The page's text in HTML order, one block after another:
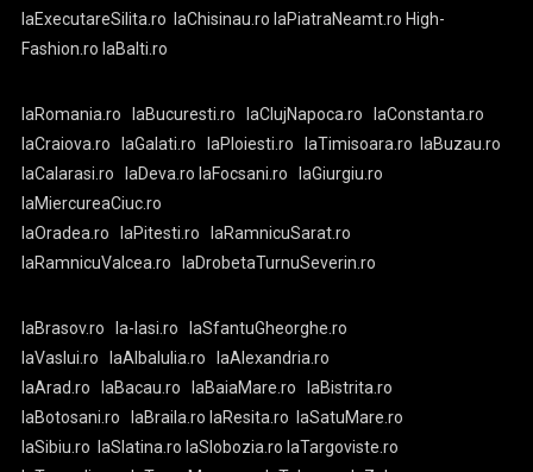
laExecutareSilita.ro
laChisinau.ro laPiatraNeamt.ro High-
Fashion.ro laBalti.ro
laRomania.ro laBucuresti.ro laClujNapoca.ro
laConstanta.ro
laCraiova.ro
laGalati.ro laPloiesti.ro laTimisoara.ro
laBuzau.ro
laCalarasi.ro
laDeva.ro laFocsani.ro
laGiurgiu.ro
laMiercureaCiuc.ro
laOradea.ro
laPitesti.ro
laRamnicuSarat.ro
laRamnicuValcea.ro
laDrobetaTurnuSeverin.ro
laBrasov.ro la-Iasi.ro
laSfantuGheorghe.ro
laVaslui.ro
laAlbaIulia.ro
laAlexandria.ro
laArad.ro
laBacau.ro laBaiaMare.ro
laBistrita.ro
laBotosani.ro
laBraila.ro laResita.ro
laSatuMare.ro
laSibiu.ro
laSlatina.ro laSlobozia.ro laTargoviste.ro